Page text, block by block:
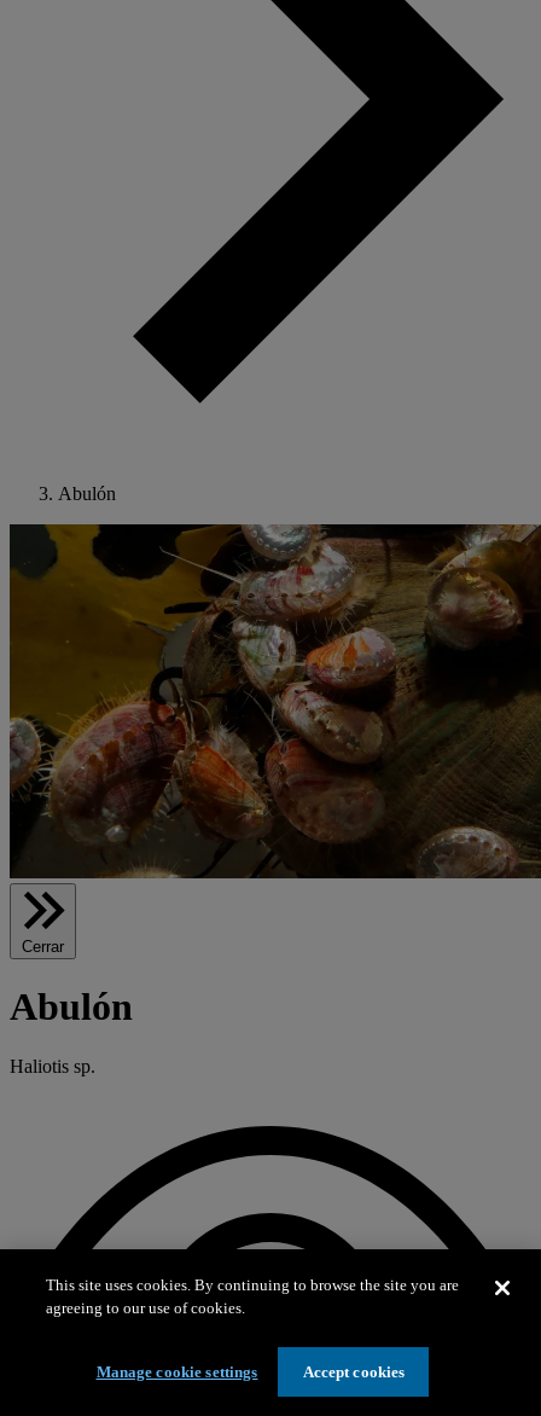
Abulón
Cerrar
Abulón
Haliotis sp.
This site uses cookies. By continuing to browse the site you are
agreeing to our use of cookies.
Manage cookie settings Accept cookies